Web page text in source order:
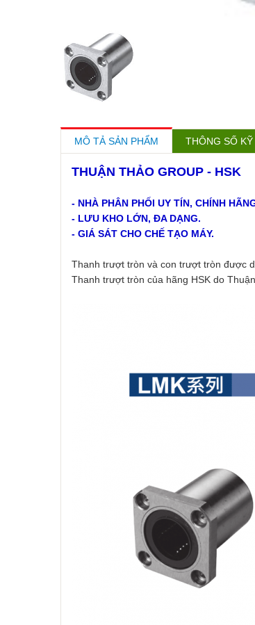
MÔ TẢ SẢN PHẨM THÔNG SỐ
THUẬN THẢO GROUP - HSK
- NHÀ PHÂN PHỐI UY TÍN, CHÍNH
- LƯU KHO LỚN, ĐA DẠNG.
- GIÁ SÁT CHO CHẾ TẠO MÁY.
Thanh trượt tròn và con trượt tròn được
Thanh trượt tròn của hãng HSK do